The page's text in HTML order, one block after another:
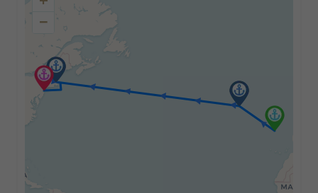
Πόντα Ντελγάντα - Αζόρες ,
Πορτογαλία
00:01
−